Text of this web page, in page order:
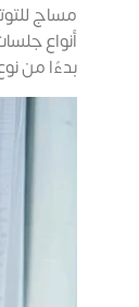
مساج
أنواع
بدءًا من